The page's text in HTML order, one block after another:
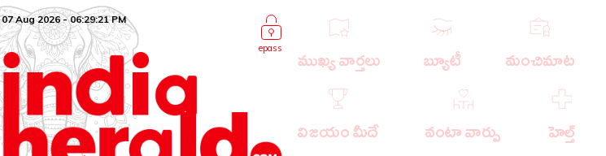
epass
07 Aug 2026 - 06:29:21 PM
ముఖ్య వార్తలు బ్యూటీ మంచిమాట
విజయం మీదే వంటా వార్పు హెల్త్